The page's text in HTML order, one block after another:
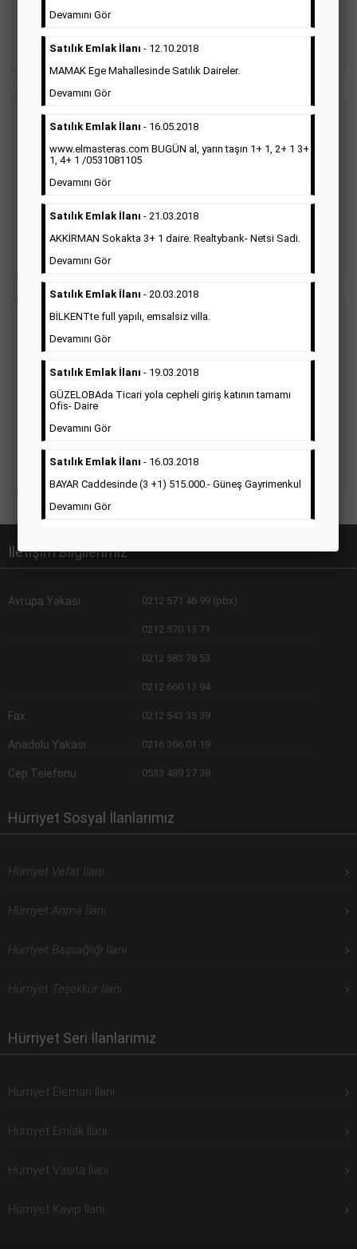
bütün bölgelerde yayınlanabilmektedir.
Detaylı Bilgi & İlan Örnekleri
Sosyal İlan (Vefat, Başsağlığı, Anma, Teşekkür)
Gazetelerin sosyal ilan diye adlandırdığı bu ilan türü altında
vefat ilanı anma ilan, başsağlığı ilanı, teşekkür ilanı vb. ilan
türleri toplanmaktadır. Ticari amaç gütmeyen bu ilan çeşidin
de fiyatlandırma ilanın kapladığı alan üzerinden fiyatlandırılır.
Diğer çerçeveli ilanlara göre daha ekonomiktir.
Ticari İlan (Hürriyet Gazetesi Reklam)
Hürriyet gazetesi Ticari ilan; firmaların tanıtımlarının, duyuru
gazetesine verilen ticari ilanları genellikle kurumsal firmalar
ile Finans, İnşaat, Turizm, Eğitim, Otomotiv sektörleri başta
olmak üzere bütün sektörler bu ilan türünü tercih
Detaylı Bilgi & İlan Örnekleri
İletişim Bilgilerimiz
Avrupa Yakası : 0212 571 46 99 (pbx)
: 0212 570 13 71
: 0212 583 76 53
: 0212 660 13 94
Fax : 0212 543 35 39
Anadolu Yakası : 0216 366 01 19
Cep Telefonu : 0533 489 27 38
Hürriyet Sosyal İlanlarımız
Hürriyet Vefat İlanı
Hürriyet Anma İlanı
Hürriyet Başsağlığı İlanı
Hürriyet Teşekkür İlanı
Hürriyet Seri İlanlarımız
Hürriyet Eleman İlanı
Hürriyet Emlak İlanı
Hürriyet Vasıta İlanı
Hürriyet Kayıp İlanı
Devamını Gör
Satılık Emlak İlanı - 12.10.2018
MAMAK Ege Mahallesinde Satılık Daireler.
Devamını Gör
Satılık Emlak İlanı - 16.05.2018
www.elmasteras.com BUGÜN al, yarın taşın 1+ 1, 2+ 1 3+
1, 4+ 1 /0531081105
Devamını Gör
Satılık Emlak İlanı - 21.03.2018
AKKİRMAN Sokakta 3+ 1 daire. Realtybank- Netsi Sadi.
Devamını Gör
Satılık Emlak İlanı - 20.03.2018
BİLKENTte full yapılı, emsalsiz villa.
Devamını Gör
Satılık Emlak İlanı - 19.03.2018
GÜZELOBAda Ticari yola cepheli giriş katının tamamı
Ofis- Daire
Devamını Gör
Satılık Emlak İlanı - 16.03.2018
BAYAR Caddesinde (3 +1) 515.000.- Güneş Gayrimenkul
Devamını Gör